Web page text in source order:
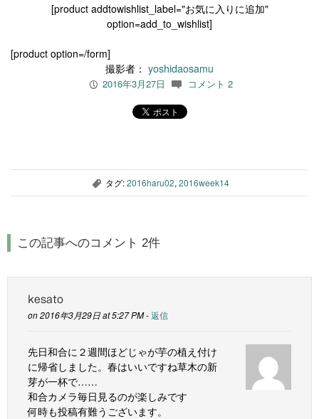
[product addtowishlist_label="お気に入りに追加"
option=add_to_wishlist]
[product option=/form]
撮影者： yoshidaosamu
P 2016年3月27日 c コメント 2
, タグ:2016haru02, 2016week14
この記事へのコメント 2件
kesato
on 2016年3月29日 at 5:27 PM -返信
先日和合に２週間ほどじゃが芋の植え付け
に帰省しました。春はいいですね草木の新
芽が一杯で……
和合カメラ毎日見るのが楽しみです
何時も投稿有難うございます。